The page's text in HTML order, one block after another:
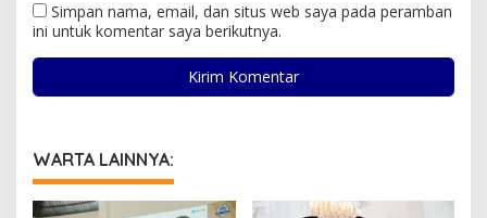
Simpan nama, email, dan situs web saya pada peramban
ini untuk komentar saya berikutnya.
WARTA LAINNYA: